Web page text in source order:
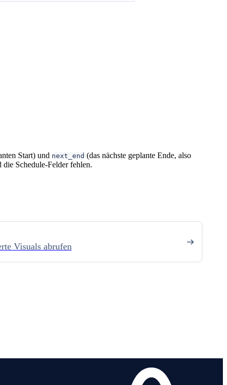
Start) und next_end (das nächste geplante Ende, also
die Schedule-Felder fehlen.
Visuals abrufen